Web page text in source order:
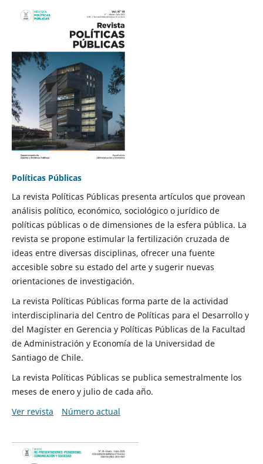
Políticas Públicas
La revista Políticas Públicas presenta artículos que provean
análisis político, económico, sociológico o jurídico de
políticas públicas o de dimensiones de la esfera pública. La
revista se propone estimular la fertilización cruzada de
ideas entre diversas disciplinas, ofrecer una fuente
accesible sobre su estado del arte y sugerir nuevas
orientaciones de investigación.
La revista Políticas Públicas forma parte de la actividad
interdisciplinaria del Centro de Políticas para el Desarrollo y
del Magíster en Gerencia y Políticas Públicas de la Facultad
de Administración y Economía de la Universidad de
Santiago de Chile.
La revista Políticas Públicas se publica semestralmente los
meses de enero y julio de cada año.
Ver revista
Número actual